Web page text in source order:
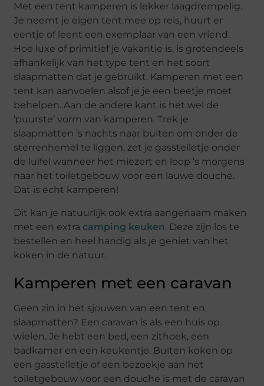
Met een tent kamperen is lekker laagdrempelig.
Je neemt je eigen tent mee op reis, huurt er
eentje of leent een exemplaar van een vriend.
Hoe luxe of primitief je vakantie is, is grotendeels
afhankelijk van het type tent en het soort
slaapmatten dat je gebruikt. Kamperen met een
tent kan aanvoelen alsof je je een beetje moet
behelpen. Aan de andere kant is het wel de
‘puurste’ vorm van kamperen. Trek je
slaapmatten ’s nachts naar buiten om onder de
sterrenhemel te liggen, zet je gasstelletje onder
de luifel wanneer het miezert en loop ’s morgens
naar het toiletgebouw voor een lauwe douche.
Dat is echt kamperen!
Dit kan je natuurlijk ook extra aangenaam maken
met een extra camping keuken. Deze zijn los te
bestellen en heel handig als je geniet van het
koken in de natuur.
Kamperen met een caravan
Geen zin in het sjouwen van een tent en
slaapmatten? Een caravan is als een huis op
wielen. Je hebt een bed, een zithoek, een
badkamer en een keukentje. Buiten koken op
een gasstelletje of een bezoekje aan het
toiletgebouw voor een douche is met de caravan